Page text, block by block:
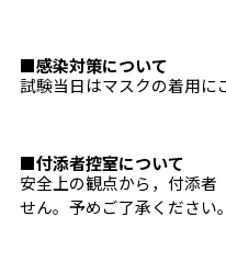
■感染対策について
試験当日はマスクの着用に
■付添者控室について
安全上の観点から，付添者
せん。予めご了承ください。